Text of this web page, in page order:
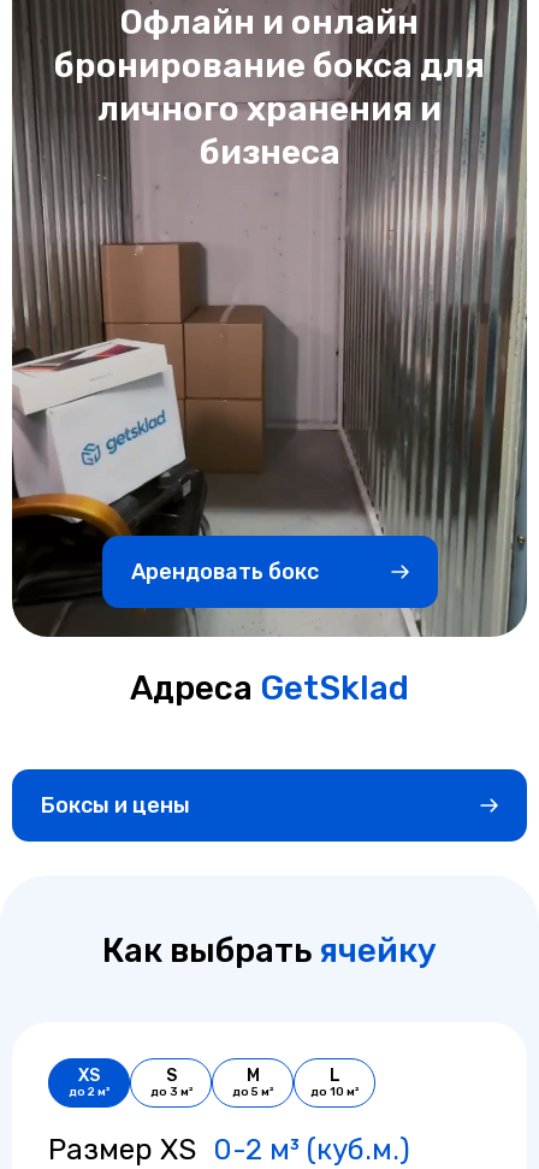
Офлайн и онлайн
бронирование бокса для
личного хранения и
бизнеса
Арендовать бокс
Адреса GetSklad
Боксы и цены
Как выбрать ячейку
XS
до 2 м³
S
до 3 м²
M
до 5 м²
L
до 10 м²
Размер XS 0-2 м³ (куб.м.)